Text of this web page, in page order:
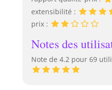
extensibilité :
prix :
Notes des
Note de 4.2 pour 69